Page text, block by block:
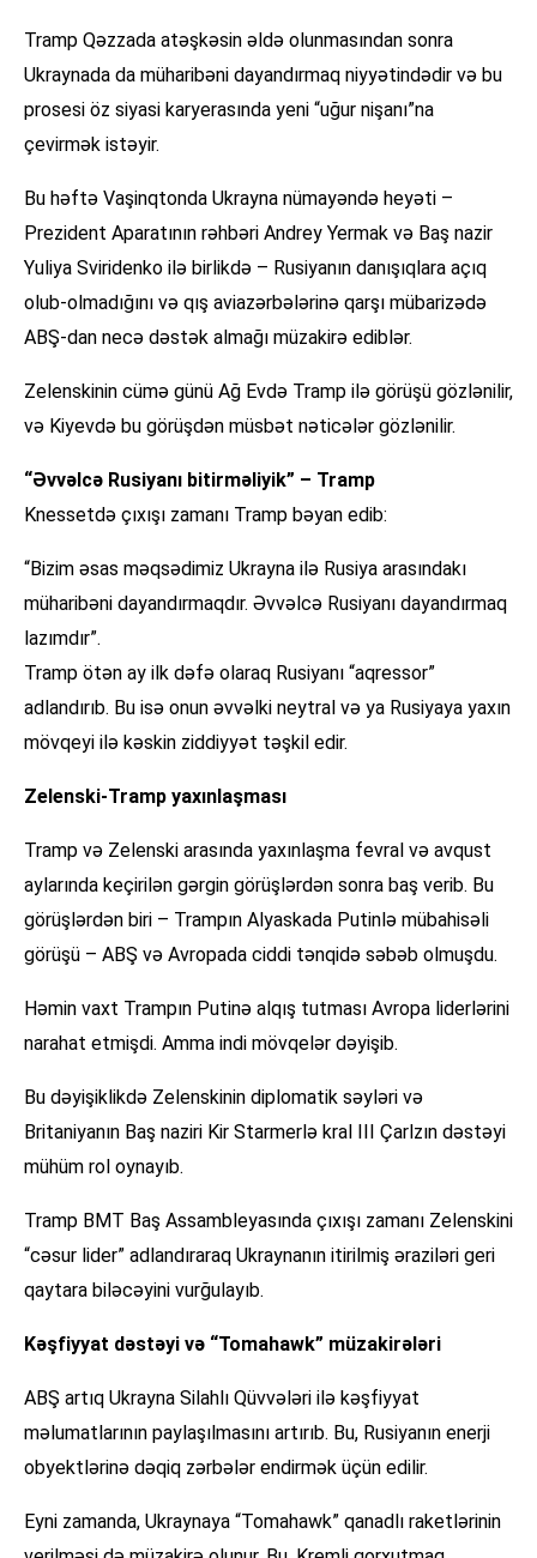
Tramp Qəzzada atəşkəsin əldə olunmasından sonra
Ukraynada da müharibəni dayandırmaq niyyətindədir və bu
prosesi öz siyasi karyerasında yeni “uğur nişanı”na
çevirmək istəyir.
Bu həftə Vaşinqtonda Ukrayna nümayəndə heyəti –
Prezident Aparatının rəhbəri Andrey Yermak və Baş nazir
Yuliya Sviridenko ilə birlikdə – Rusiyanın danışıqlara açıq
olub-olmadığını və qış aviazərbələrinə qarşı mübarizədə
ABŞ-dan necə dəstək almağı müzakirə ediblər.
Zelenskinin cümə günü Ağ Evdə Tramp ilə görüşü gözlənilir,
və Kiyevdə bu görüşdən müsbət nəticələr gözlənilir.
“Əvvəlcə Rusiyanı bitirməliyik” – Tramp
Knessetdə çıxışı zamanı Tramp bəyan edib:
“Bizim əsas məqsədimiz Ukrayna ilə Rusiya arasındakı
müharibəni dayandırmaqdır. Əvvəlcə Rusiyanı dayandırmaq
lazımdır”.
Tramp ötən ay ilk dəfə olaraq Rusiyanı “aqressor”
adlandırıb. Bu isə onun əvvəlki neytral və ya Rusiyaya yaxın
mövqeyi ilə kəskin ziddiyyət təşkil edir.
Zelenski-Tramp yaxınlaşması
Tramp və Zelenski arasında yaxınlaşma fevral və avqust
aylarında keçirilən gərgin görüşlərdən sonra baş verib. Bu
görüşlərdən biri – Trampın Alyaskada Putinlə mübahisəli
görüşü – ABŞ və Avropada ciddi tənqidə səbəb olmuşdu.
Həmin vaxt Trampın Putinə alqış tutması Avropa liderlərini
narahat etmişdi. Amma indi mövqelər dəyişib.
Bu dəyişiklikdə Zelenskinin diplomatik səyləri və
Britaniyanın Baş naziri Kir Starmerlə kral III Çarlzın dəstəyi
mühüm rol oynayıb.
Tramp BMT Baş Assambleyasında çıxışı zamanı Zelenskini
“cəsur lider” adlandıraraq Ukraynanın itirilmiş əraziləri geri
qaytara biləcəyini vurğulayıb.
Kəşfiyyat dəstəyi və “Tomahawk” müzakirələri
ABŞ artıq Ukrayna Silahlı Qüvvələri ilə kəşfiyyat
məlumatlarının paylaşılmasını artırıb. Bu, Rusiyanın enerji
obyektlərinə dəqiq zərbələr endirmək üçün edilir.
Eyni zamanda, Ukraynaya “Tomahawk” qanadlı raketlərinin